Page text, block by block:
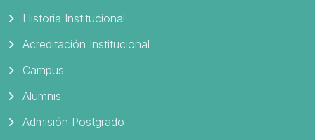
Historia Institucional
Acreditación Institucional
Campus
Alumnis
Admisión Postgrado